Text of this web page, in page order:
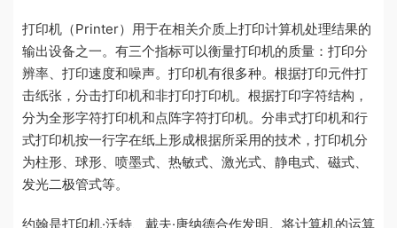
打印机（Printer）用于在相关介质上打印计算机处理结果的
输出设备之一。有三个指标可以衡量打印机的质量：打印分
辨率、打印速度和噪声。打印机有很多种。根据打印元件打
击纸张，分击打印机和非打印打印机。根据打印字符结构，
分为全形字符打印机和点阵字符打印机。分串式打印机和行
式打印机按一行字在纸上形成根据所采用的技术，打印机分
为柱形、球形、喷墨式、热敏式、激光式、静电式、磁式、
发光二极管式等。
约翰是打印机·沃特、戴夫·唐纳德合作发明。将计算机的运算